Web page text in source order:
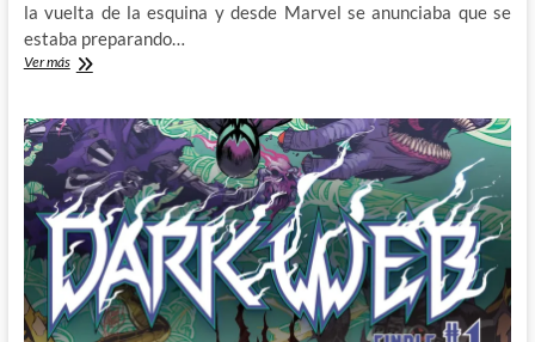
la vuelta de la esquina y desde Marvel se anunciaba que se
estaba preparando…
Ver másAlguien
a
morir
en
Amazing
Spiderman
y
la
polémica
esta
servida